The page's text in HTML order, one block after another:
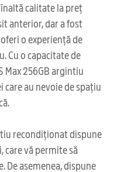
calitate la preț
anterior, dar a fost
o experiență de
Cu o capacitate de
Max 256GB argintiu
au nevoie de spațiu
recondiționat dispune
care vă permite să
asemenea, dispune